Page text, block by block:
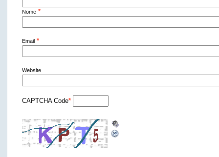
Nome *
Email *
Website
CAPTCHA Code*